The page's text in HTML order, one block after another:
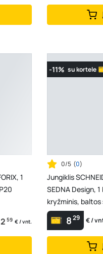
1
2 59 € / vnt.
-11% su kortele
0/5 (0)
Jungiklis
SEDNA Design,
kryžminis, baltos
829 € /